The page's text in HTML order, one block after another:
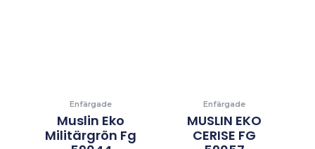
Enfärgade
Muslin Eko
Militärgrön Fg
Enfärgade
MUSLIN EKO
CERISE FG